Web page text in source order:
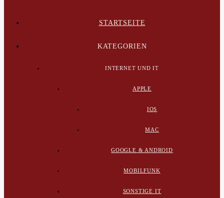
STARTSEITE
KATEGORIEN
INTERNET UND IT
APPLE
IOS
MAC
GOOGLE & ANDROID
MOBILFUNK
SONSTIGE IT